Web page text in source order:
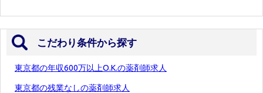
こだわり条件から探す
東京都の年収600万以上O.K.の薬剤師求人
東京都の残業なしの薬剤師求人